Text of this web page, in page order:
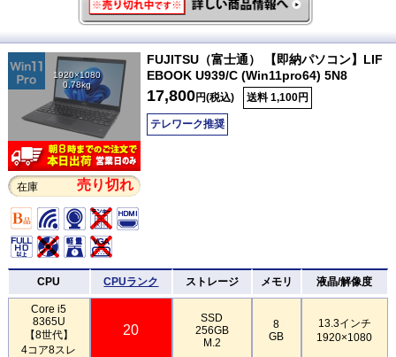
1920×1080
0.78kg
在庫 売り切れ
FUJITSU（富士通） 【即納パソコン】LIF
EBOOK U939/C (Win11pro64) 5N8
17,800円(税込) 送料 1,100円
テレワーク推奨
CPU CPUランク ストレージ メモリ 液晶/解像度
Core i5
8365U
【8世代】
4コア8スレ
20
SSD
256GB
M.2
8
GB
13.3インチ
1920×1080